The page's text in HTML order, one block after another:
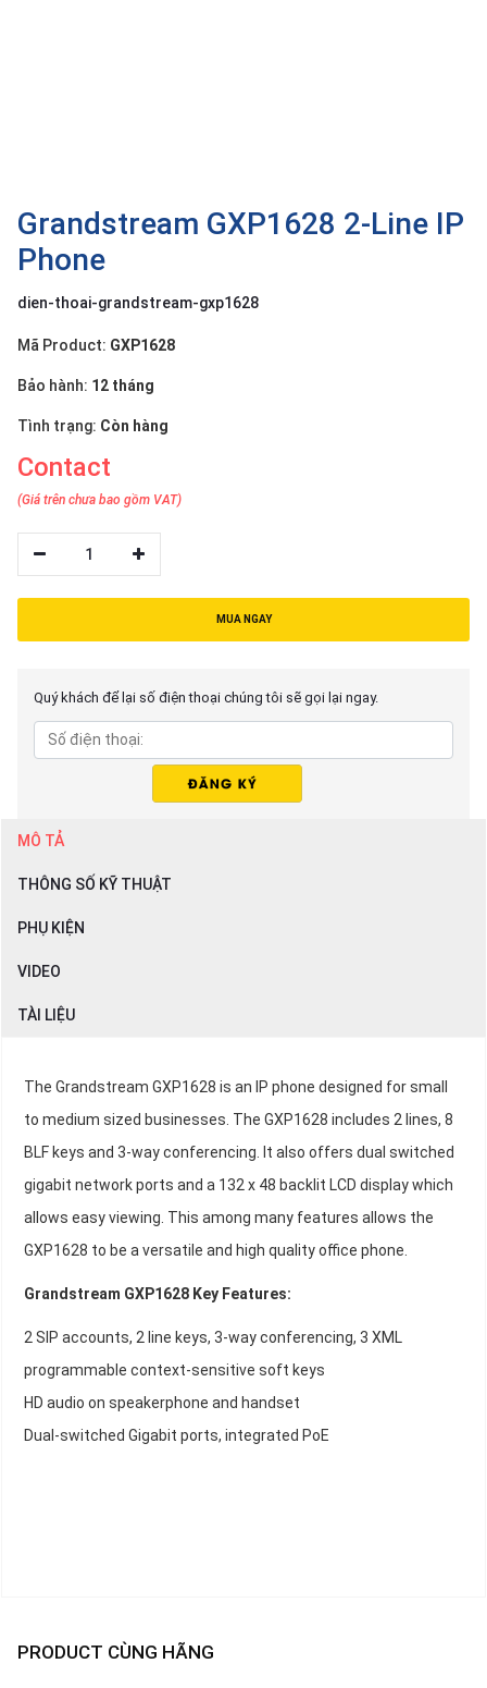
Grandstream GXP1628 2-Line IP
Phone
dien-thoai-grandstream-gxp1628
Mã Product: GXP1628
Bảo hành: 12 tháng
Tình trạng: Còn hàng
Contact
(Giá trên chưa bao gồm VAT)
1
MUA NGAY
Quý khách để lại số điện thoại chúng tôi sẽ gọi lại ngay.
MÔ TẢ
THÔNG SỐ KỸ THUẬT
PHỤ KIỆN
VIDEO
TÀI LIỆU
The Grandstream GXP1628 is an IP phone designed for small
to medium sized businesses. The GXP1628 includes 2 lines, 8
BLF keys and 3-way conferencing. It also offers dual switched
gigabit network ports and a 132 x 48 backlit LCD display which
allows easy viewing. This among many features allows the
GXP1628 to be a versatile and high quality office phone.
Grandstream GXP1628 Key Features:
2 SIP accounts, 2 line keys, 3-way conferencing, 3 XML
programmable context-sensitive soft keys
HD audio on speakerphone and handset
Dual-switched Gigabit ports, integrated PoE
PRODUCT CÙNG HÃNG
Contact
Giới
thiệu
việt
English